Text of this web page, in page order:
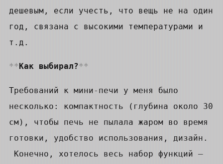
дешевым, если учесть, что вещь не на один
год, связана с высокими температурами и
т.д.
Как выбирал?
Требований к мини-печи у меня было
несколько: компактность (глубина около 30
см), чтобы печь не пылала жаром во время
готовки, удобство использования, дизайн.
Конечно, хотелось весь набор функций —